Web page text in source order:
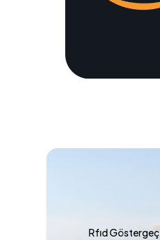
Rfıd Göstergeç